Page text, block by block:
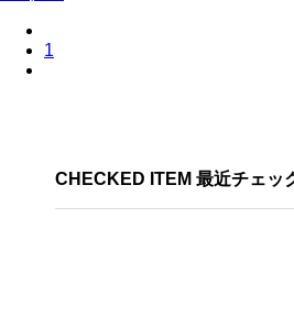
1
CHECKED ITEM 最近チェッ